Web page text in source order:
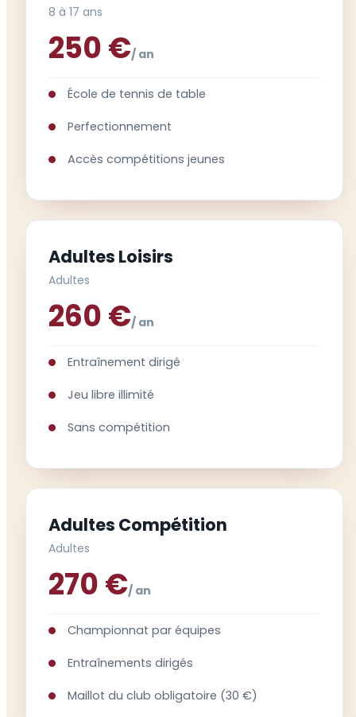
8 à 17 ans
250 €/ an
École de tennis de table
Perfectionnement
Accès compétitions jeunes
Adultes Loisirs
Adultes
260 €/ an
Entraînement dirigé
Jeu libre illimité
Sans compétition
Adultes Compétition
Adultes
270 €/ an
Championnat par équipes
Entraînements dirigés
Maillot du club obligatoire (30 €)